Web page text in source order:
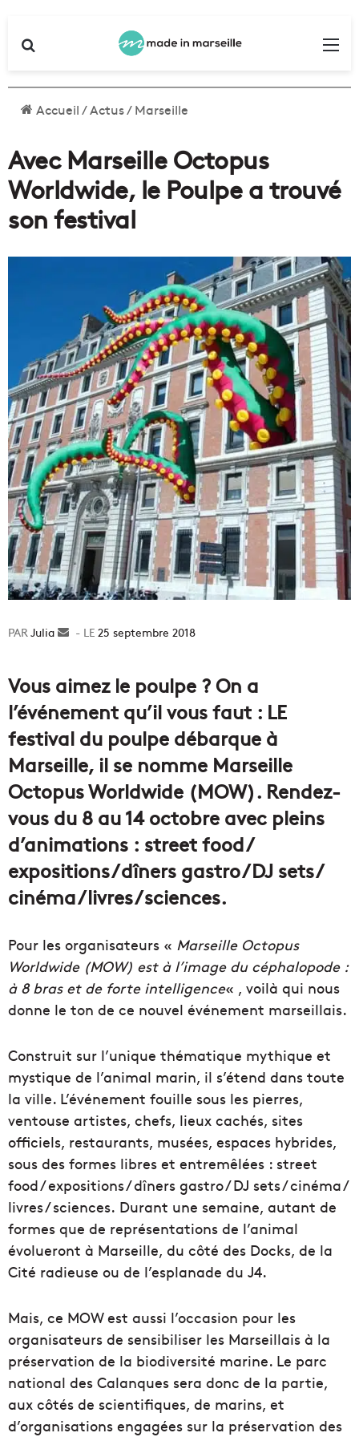
Accueil/Actus/Marseille
Avec Marseille Octopus
Worldwide, le Poulpe a trouvé
son festival
Julia
Envoyer25 septembre 2018
Vous aimez le poulpe ? On a
l’événement qu’il vous faut : LE
festival du poulpe débarque à
Marseille, il se nomme Marseille
Octopus Worldwide (MOW). Rendez-
vous du 8 au 14 octobre avec pleins
d’animations : street food /
expositions / dîners gastro / DJ sets /
cinéma / livres / sciences.
Pour les organisateurs « Marseille Octopus
Worldwide (MOW) est à l’image du céphalopode :
à 8 bras et de forte intelligence« , voilà qui nous
donne le ton de ce nouvel événement marseillais.
Construit sur l’unique thématique mythique et
mystique de l’animal marin, il s’étend dans toute
la ville. L’événement fouille sous les pierres,
ventouse artistes, chefs, lieux cachés, sites
officiels, restaurants, musées, espaces hybrides,
sous des formes libres et entremêlées : street
food / expositions / dîners gastro / DJ sets / cinéma /
livres / sciences. Durant une semaine, autant de
formes que de représentations de l’animal
évolueront à Marseille, du côté des Docks, de la
Cité radieuse ou de l’esplanade du J4.
Mais, ce MOW est aussi l’occasion pour les
organisateurs de sensibiliser les Marseillais à la
préservation de la biodiversité marine. Le parc
national des Calanques sera donc de la partie,
aux côtés de scientifiques, de marins, et
d’organisations engagées sur la préservation des